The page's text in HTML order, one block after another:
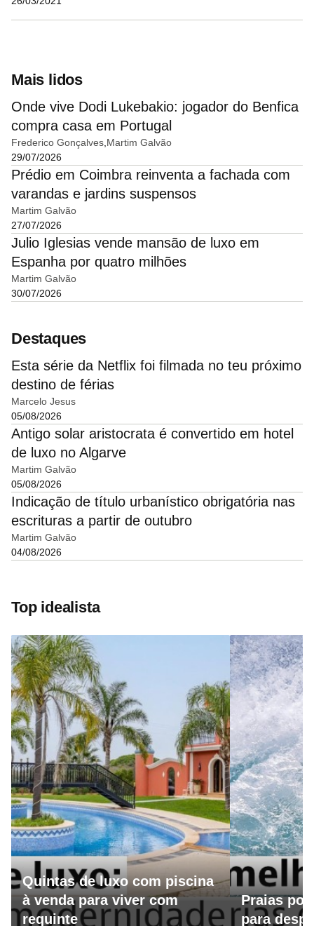
Mais lidos
Onde vive Dodi Lukebakio: jogador do Benfica
compra casa em Portugal
Frederico Gonçalves Martim Galvão
29/07/2026
Prédio em Coimbra reinventa a fachada com
varandas e jardins suspensos
Martim Galvão
27/07/2026
Julio Iglesias vende mansão de luxo em
Espanha por quatro milhões
Martim Galvão
30/07/2026
Destaques
Esta série da Netflix foi filmada no teu próximo
destino de férias
Marcelo Jesus
05/08/2026
Antigo solar aristocrata é convertido em hotel
de luxo no Algarve
Martim Galvão
05/08/2026
Indicação de título urbanístico obrigatória nas
escrituras a partir de outubro
Martim Galvão
04/08/2026
Top idealista
Quintas de luxo com piscina
à venda para viver com
requinte
Praias
para